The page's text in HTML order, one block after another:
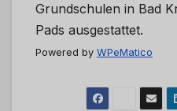
Grundschulen in Bad
Pads ausgestattet.
Powered by WPeMatico